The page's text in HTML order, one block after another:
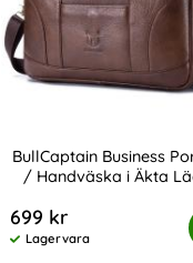
BullCaptain Business
/ Handväska i Äkta
699 kr
Tillgänglighet:
Lagervara
Business